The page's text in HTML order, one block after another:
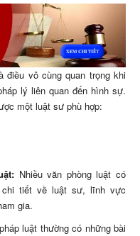
vô cùng quan trọng khi
lý liên quan đến hình sự.
một luật sư phù hợp:
Nhiều văn phòng luật có
chi tiết về luật sư, lĩnh vực
gia.
luật thường có những bài